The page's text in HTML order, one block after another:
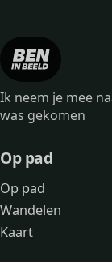
Ik neem je mee
was gekomen
Op pad
Op pad
Wandelen
Kaart